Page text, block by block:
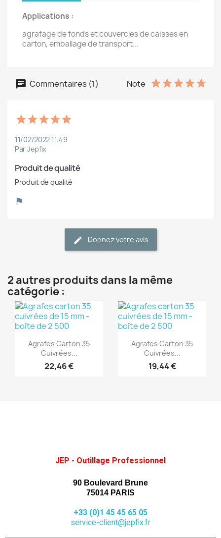
Applications :
agrafage de fonds et couvercles de caisses en
carton, emballage de transport...
Commentaires (1) Note
11/02/2022 11:49
Par Jepfix
Produit de qualité
Produit de qualité
Donnez votre avis
2 autres produits dans la même
catégorie :
Aperçu rapide
Agrafes Carton 35
Cuivrées...
22,46 €
Aperçu rapide
Agrafes Carton 35
Cuivrées...
19,44 €
JEP - Outillage Professionnel
90 Boulevard Brune
75014 PARIS
+33 (0)1 45 45 65 05
service-client@jepfix.fr